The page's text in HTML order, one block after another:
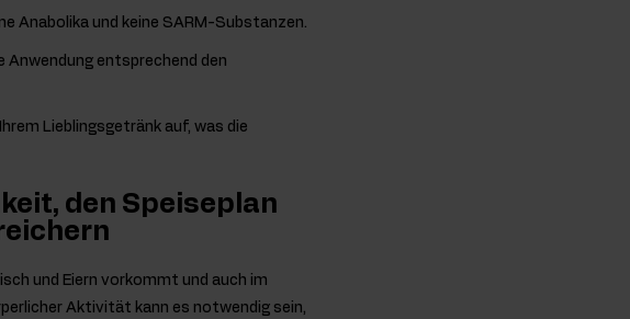
Anabolika und keine SARM-Substanzen.
Anwendung entsprechend den
Lieblingsgetränk auf, was die
den Speiseplan
und Eiern vorkommt und auch im
Aktivität kann es notwendig sein,